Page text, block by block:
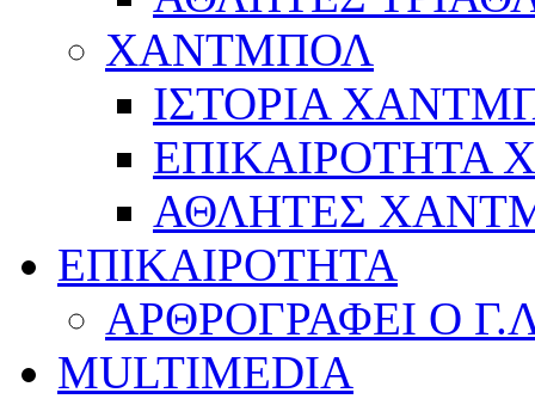
ΧΑΝΤΜΠΟΛ
ΙΣΤΟΡΙΑ
ΕΠΙΚΑΙΡΟΤΗΤΑ
ΑΘΛΗΤΕΣ
ΕΠΙΚΑΙΡΟΤΗΤΑ
ΑΡΘΡΟΓΡΑΦΕΙ Ο
MULTIMEDIA